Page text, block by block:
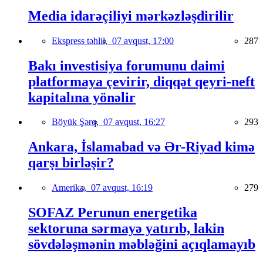
Media idarəçiliyi mərkəzləşdirilir
Ekspress təhlil, 07 avqust, 17:00 287
Bakı investisiya forumunu daimi
platformaya çevirir, diqqət qeyri-neft
kapitalına yönəlir
Böyük Şərq, 07 avqust, 16:27 293
Ankara, İslamabad və Ər-Riyad kimə
qarşı birləşir?
Amerika, 07 avqust, 16:19 279
SOFAZ Perunun energetika
sektoruna sərmayə yatırıb, lakin
sövdələşmənin məbləğini açıqlamayıb